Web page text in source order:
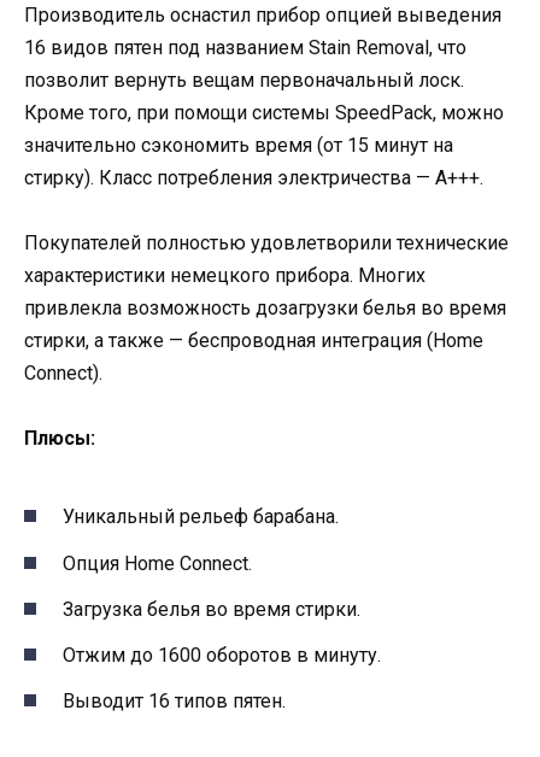
Производитель оснастил прибор опцией выведения
16 видов пятен под названием Stain Removal, что
позволит вернуть вещам первоначальный лоск.
Кроме того, при помощи системы SpeedPack, можно
значительно сэкономить время (от 15 минут на
стирку). Класс потребления электричества — А+++.
Покупателей полностью удовлетворили технические
характеристики немецкого прибора. Многих
привлекла возможность дозагрузки белья во время
стирки, а также — беспроводная интеграция (Home
Connect).
Плюсы:
Уникальный рельеф барабана.
Опция Home Connect.
Загрузка белья во время стирки.
Отжим до 1600 оборотов в минуту.
Выводит 16 типов пятен.